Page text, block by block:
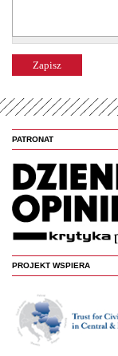
PATRONAT
PROJEKT WSPIERA